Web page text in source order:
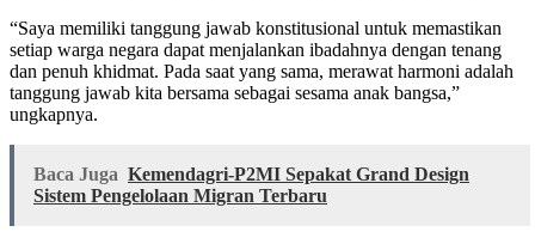
“Saya memiliki tanggung jawab konstitusional untuk memastikan
setiap warga negara dapat menjalankan ibadahnya dengan tenang
dan penuh khidmat. Pada saat yang sama, merawat harmoni adalah
tanggung jawab kita bersama sebagai sesama anak bangsa,”
ungkapnya.
Baca Juga Kemendagri-P2MI Sepakat Grand Design
Sistem Pengelolaan Migran Terbaru